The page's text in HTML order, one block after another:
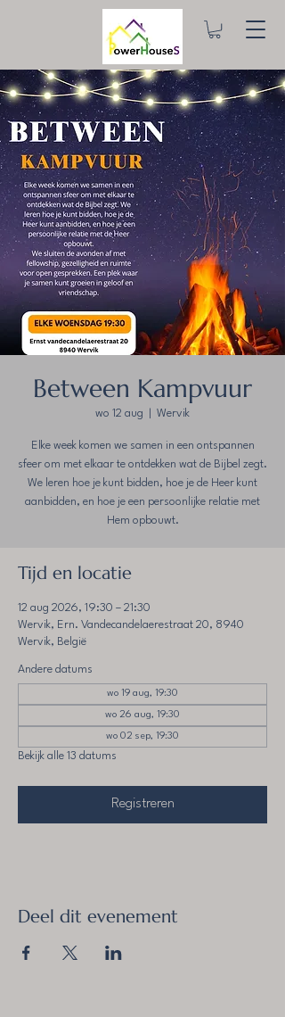
Between Kampvuur
wo 12 aug Wervik
Elke week komen we samen in een ontspannen
sfeer om met elkaar te ontdekken wat de Bijbel zegt.
We leren hoe je kunt bidden, hoe je de Heer kunt
aanbidden, en hoe je een persoonlijke relatie met
Hem opbouwt.
Tijd en locatie
12 aug 2026, 19:30 – 21:30
Wervik, Ern. Vandecandelaerestraat 20, 8940
Wervik, België
Andere datums
wo 19 aug, 19:30
wo 26 aug, 19:30
wo 02 sep, 19:30
Bekijk alle 13 datums
Registreren
Deel dit evenement